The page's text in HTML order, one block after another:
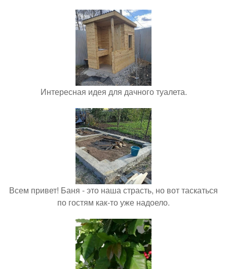
Интересная идея для дачного туалета.
Всем привет! Баня - это наша страсть, но вот таскаться
по гостям как-то уже надоело.